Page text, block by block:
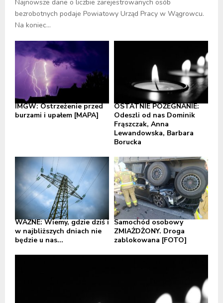
Najnowsze dane o liczbie zarejestrowanych osób
bezrobotnych podaje Powiatowy Urząd Pracy w Wągrowcu.
Na koniec...
IMGW: Ostrzeżenie przed
burzami i upałem [MAPA]
OSTATNIE POŻEGNANIE:
Odeszli od nas Dominik
Frąszczak, Anna
Lewandowska, Barbara
Borucka
WAŻNE: Wiemy, gdzie dziś i
w najbliższych dniach nie
będzie u nas...
Samochód osobowy
ZMIAŻDŻONY. Droga
zablokowana [FOTO]